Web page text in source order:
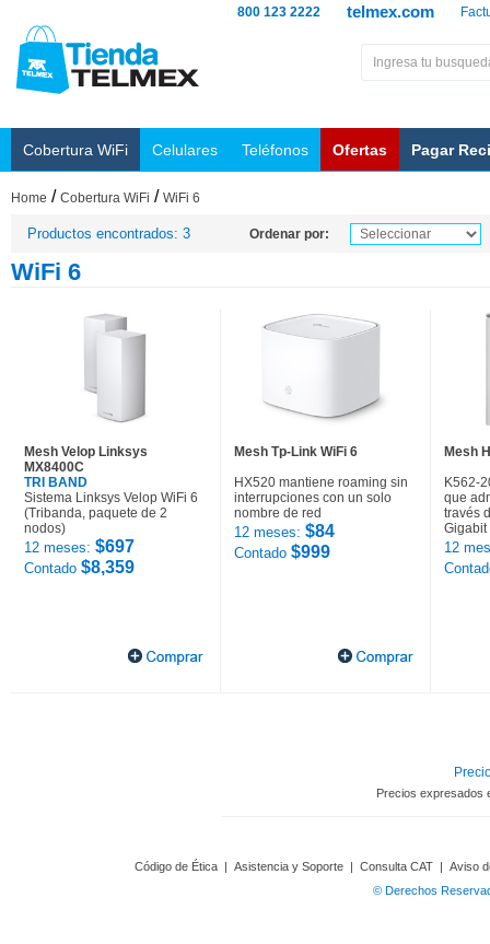
telmex.com
800 123 2222
Cobertura WiFi Celulares Teléfonos Ofertas Pagar
Home / Cobertura WiFi / WiFi 6
Productos encontrados: 3 Ordenar por:
WiFi 6
Mesh Velop Linksys
MX8400C
TRI BAND
Sistema Linksys Velop WiFi 6
(Tribanda, paquete de 2
nodos)
12 meses: $697
Contado $8,359
Mesh Tp-Link WiFi 6
HX520 mantiene roaming sin
interrupciones con un solo
nombre de red
12 meses: $84
Contado $999
Mesh
K562-
que
través
Gigabit
12
Precios expresados
Código de Ética | Asistencia y Soporte | Consulta CAT | Aviso
© Derechos